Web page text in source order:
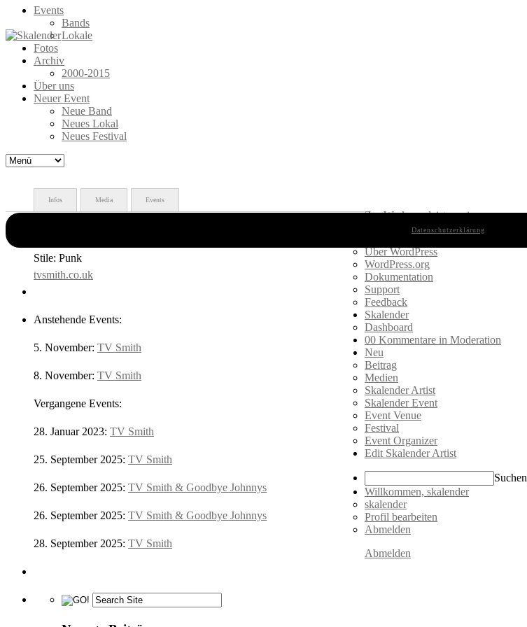
Events
Bands
Lokale
Fotos
Archiv
2000-2015
Über uns
Neuer Event
Neue Band
Neues Lokal
Neues Festival
Infos Media Events
Stile: Punk
tvsmith.co.uk
Anstehende Events:
5. November: TV Smith
8. November: TV Smith
Vergangene Events:
28. Januar 2023: TV Smith
25. September 2025: TV Smith
26. September 2025: TV Smith & Goodbye Johnnys
26. September 2025: TV Smith & Goodbye Johnnys
28. September 2025: TV Smith
Datenschutzerklärung
Zur Werkzeugleiste springen
Über WordPress
WordPress.org
Dokumentation
Support
Feedback
Skalender
Dashboard
00 Kommentare in Moderation
Neu
Beitrag
Medien
Skalender Artist
Skalender Event
Event Venue
Festival
Event Organizer
Edit Skalender Artist
Suchen
Willkommen, skalender
skalender
Profil bearbeiten
Abmelden
Abmelden